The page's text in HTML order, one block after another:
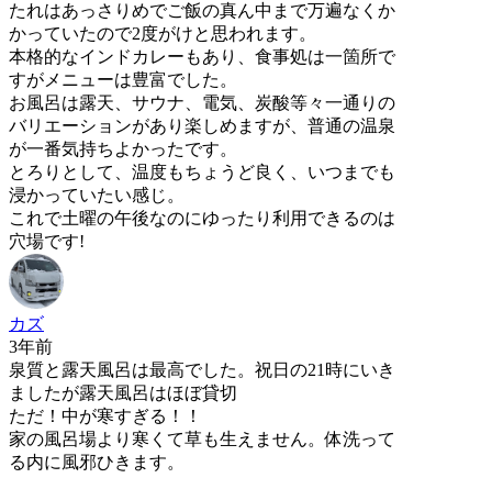
たれはあっさりめでご飯の真ん中まで万遍なくか
かっていたので2度がけと思われます。
本格的なインドカレーもあり、食事処は一箇所で
すがメニューは豊富でした。
お風呂は露天、サウナ、電気、炭酸等々一通りの
バリエーションがあり楽しめますが、普通の温泉
が一番気持ちよかったです。
とろりとして、温度もちょうど良く、いつまでも
浸かっていたい感じ。
これで土曜の午後なのにゆったり利用できるのは
穴場です!
カズ
3年前
泉質と露天風呂は最高でした。祝日の21時にいき
ましたが露天風呂はほぼ貸切
ただ！中が寒すぎる！！
家の風呂場より寒くて草も生えません。体洗って
る内に風邪ひきます。